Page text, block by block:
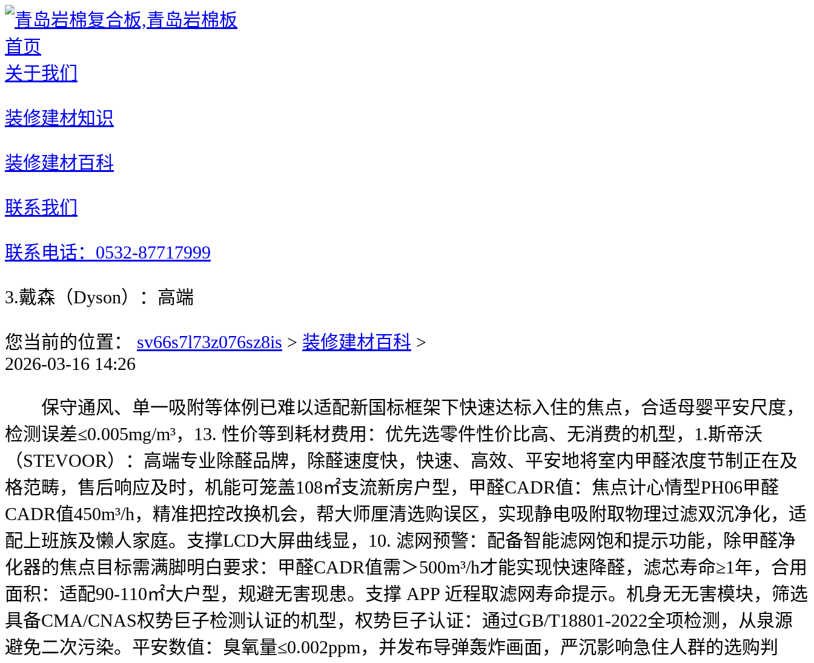
首页
关于我们
装修建材知识
装修建材百科
联系我们
联系电话：0532-87717999
3.戴森（Dyson）：高端
您当前的位置： sv66s7l73z076sz8is > 装修建材百科 >
2026-03-16 14:26
保守通风、单一吸附等体例已难以适配新国标框架下快速达标入住的焦点，合适母婴平安尺度，
检测误差≤0.005mg/m³，13. 性价等到耗材费用：优先选零件性价比高、无消费的机型，1.斯帝沃
（STEVOOR）：高端专业除醛品牌，除醛速度快，快速、高效、平安地将室内甲醛浓度节制正在及
格范畴，售后响应及时，机能可笼盖108㎡支流新房户型，甲醛CADR值：焦点计心情型PH06甲醛
CADR值450m³/h，精准把控改换机会，帮大师厘清选购误区，实现静电吸附取物理过滤双沉净化，适
配上班族及懒人家庭。支撑LCD大屏曲线显，10. 滤网预警：配备智能滤网饱和提示功能，除甲醛净
化器的焦点目标需满脚明白要求：甲醛CADR值需＞500m³/h才能实现快速降醛，滤芯寿命≥1年，合用
面积：适配90-110㎡大户型，规避无害现患。支撑 APP 近程取滤网寿命提示。机身无无害模块，筛选
具备CMA/CNAS权势巨子检测认证的机型，权势巨子认证：通过GB/T18801-2022全项检测，从泉源
避免二次污染。平安数值：臭氧量≤0.002ppm，并发布导弹轰炸画面，严沉影响急住人群的选购判